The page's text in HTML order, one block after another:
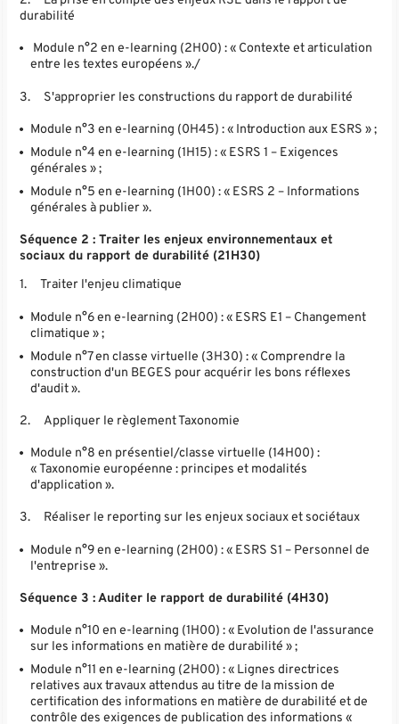
durabilité
Module n°2 en e-learning (2H00) : « Contexte et articulation
entre les textes européens »./
3. S'approprier les constructions du rapport de durabilité
Module n°3 en e-learning (0H45) : « Introduction aux ESRS » ;
Module n°4 en e-learning (1H15) : « ESRS 1 – Exigences
générales » ;
Module n°5 en e-learning (1H00) : « ESRS 2 – Informations
générales à publier ».
Séquence 2 : Traiter les enjeux environnementaux et
sociaux du rapport de durabilité (21H30)
1.
Traiter l'enjeu climatique
Module n°6 en e-learning (2H00) : « ESRS E1 – Changement
climatique » ;
Module n°7 en classe virtuelle (3H30) : « Comprendre la
construction d'un BEGES pour acquérir les bons réflexes
d'audit ».
2. Appliquer le règlement Taxonomie
Module n°8 en présentiel/classe virtuelle (14H00) :
« Taxonomie européenne : principes et modalités
d'application ».
3. Réaliser le reporting sur les enjeux sociaux et sociétaux
Module n°9 en e-learning (2H00) : « ESRS S1 – Personnel de
l'entreprise ».
Séquence 3 : Auditer le rapport de durabilité (4H30)
Module n°10 en e-learning (1H00) : « Evolution de l'assurance
sur les informations en matière de durabilité » ;
Module n°11 en e-learning (2H00) : « Lignes directrices
relatives aux travaux attendus au titre de la mission de
certification des informations en matière de durabilité et de
contrôle des exigences de publication des informations «